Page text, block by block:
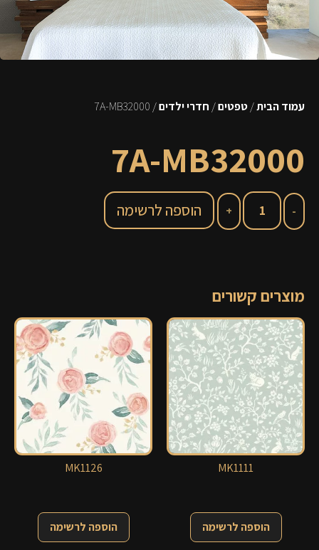
עמוד הבית/טפטים/ חדרי ילדים/ 7A-MB32000
7A-MB32000
הוספה לרשימה
מוצרים קשורים
MK1111
הוספה לרשימה
MK1126
הוספה לרשימה